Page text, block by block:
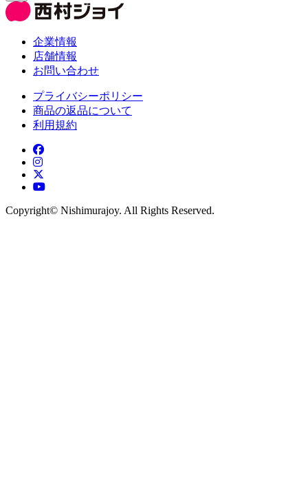
企業情報
店舗情報
お問い合わせ
プライバシーポリシー
商品の返品について
利用規約
Copyright©︎ Nishimurajoy. All Rights Reserved.